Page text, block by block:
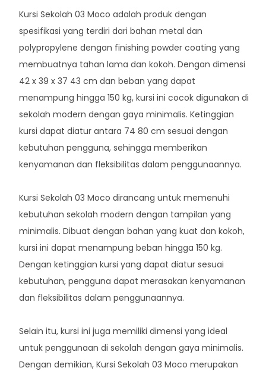
Kursi Sekolah 03 Moco adalah produk dengan
spesifikasi yang terdiri dari bahan metal dan
polypropylene dengan finishing powder coating yang
membuatnya tahan lama dan kokoh. Dengan dimensi
42 x 39 x 37 43 cm dan beban yang dapat
menampung hingga 150 kg, kursi ini cocok digunakan di
sekolah modern dengan gaya minimalis. Ketinggian
kursi dapat diatur antara 74 80 cm sesuai dengan
kebutuhan pengguna, sehingga memberikan
kenyamanan dan fleksibilitas dalam penggunaannya.
Kursi Sekolah 03 Moco dirancang untuk memenuhi
kebutuhan sekolah modern dengan tampilan yang
minimalis. Dibuat dengan bahan yang kuat dan kokoh,
kursi ini dapat menampung beban hingga 150 kg.
Dengan ketinggian kursi yang dapat diatur sesuai
kebutuhan, pengguna dapat merasakan kenyamanan
dan fleksibilitas dalam penggunaannya.
Selain itu, kursi ini juga memiliki dimensi yang ideal
untuk penggunaan di sekolah dengan gaya minimalis.
Dengan demikian, Kursi Sekolah 03 Moco merupakan